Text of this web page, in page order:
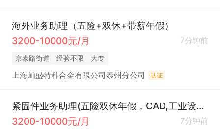
海外业务助理（五险+双休+带薪年假）
3200-10000元/月
7分钟前
京泰路街道 经验不限 大专
上海屾盛特种合金有限公司泰州分公司 认证
紧固件业务助理(五险双休年假，CAD,工业设计优先)
3200-10000元/月
7分钟前